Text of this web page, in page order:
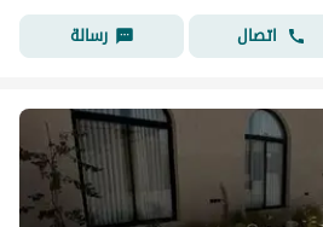
اتصال رسالة